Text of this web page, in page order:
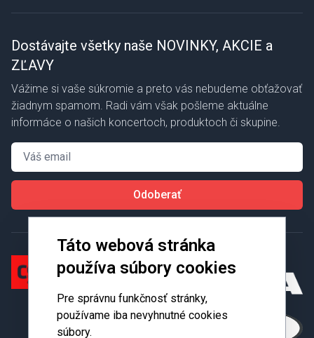
Dostávajte všetky naše NOVINKY, AKCIE a
ZĽAVY
Vážime si vaše súkromie a preto vás nebudeme obťažovať
žiadnym spamom. Radi vám však pošleme aktuálne
informáce o našich koncertoch, produktoch či skupine.
Email
Odoberať
Táto webová stránka
používa súbory cookies
Pre správnu funkčnosť stránky,
používame iba nevyhnutné cookies
súbory.